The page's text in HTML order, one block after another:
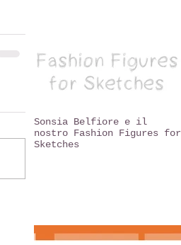
Sonsia Belfiore e il
nostro Fashion Figures for
Sketches